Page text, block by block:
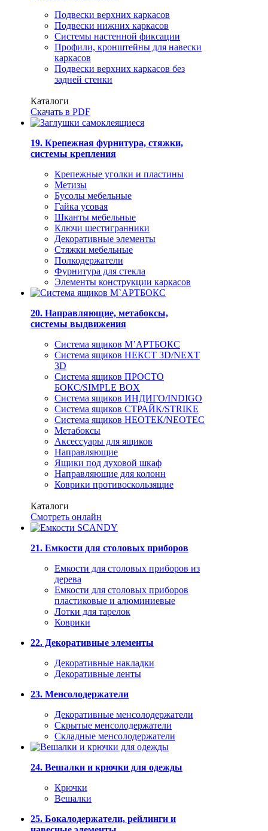
Подвески верхних каркасов
Подвески нижних каркасов
Системы настенной фиксации
Профили, кронштейны для навески
каркасов
Подвески верхних каркасов без
задней стенки
Каталоги
Скачать в PDF
19. Крепежная фурнитура, стяжки,
системы крепления
Крепежные уголки и пластины
Метизы
Бусолы мебельные
Гайка усовая
Шканты мебельные
Ключи шестигранники
Декоративные элементы
Стяжки мебельные
Полкодержатели
Фурнитура для стекла
Элементы конструкции каркасов
20. Направляющие, метабоксы,
системы выдвижения
Система ящиков М’АРТБОКС
Система ящиков НЕКСТ 3D/NEXT
3D
Система ящиков ПРОСТО
БОКС/SIMPLE BOX
Система ящиков ИНДИГО/INDIGO
Система ящиков СТРАЙК/STRIKE
Система ящиков НЕОТЕК/NEOTEC
Метабоксы
Аксессуары для ящиков
Направляющие
Ящики под духовой шкаф
Направляющие для колонн
Коврики противоскользящие
Каталоги
Смотреть онлайн
21. Емкости для столовых приборов
Емкости для столовых приборов из
дерева
Емкости для столовых приборов
пластиковые и алюминиевые
Лотки для тарелок
Коврики
22. Декоративные элементы
Декоративные накладки
Декоративные ленты
23. Менсолодержатели
Декоративные менсолодержатели
Скрытые менсолодержатели
Складные менсолодержатели
24. Вешалки и крючки для одежды
Крючки
Вешалки
25. Бокалодержатели, рейлинги и